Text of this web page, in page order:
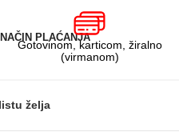
NAČIN PLAĆANJA
Gotovinom, karticom, žiralno
(virmanom)
želja